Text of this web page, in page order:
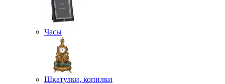
Часы
Шкатулки, копилки